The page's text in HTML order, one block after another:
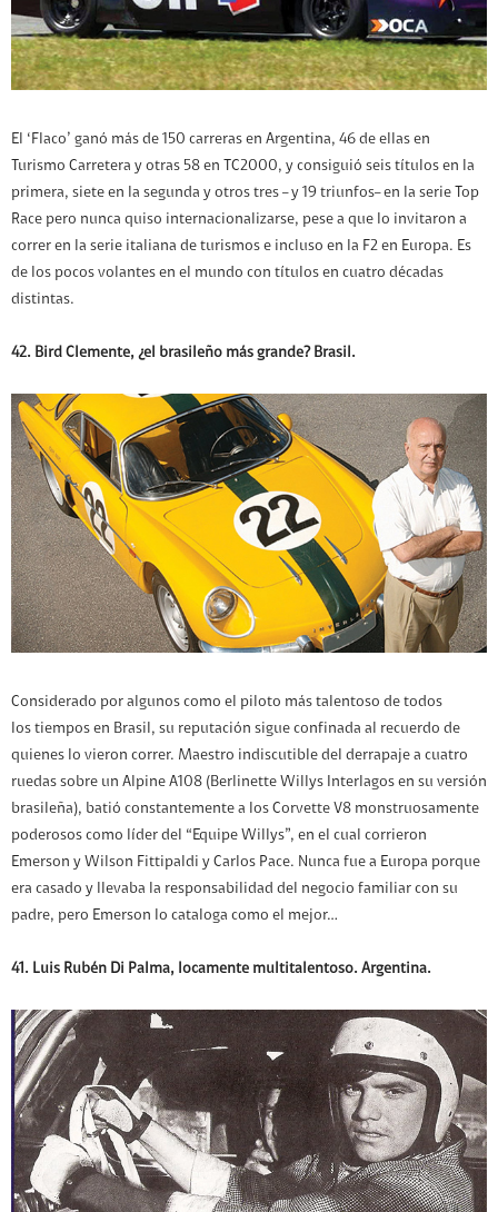
El ‘Flaco’ ganó más de 150 carreras en Argentina, 46 de ellas en
Turismo Carretera y otras 58 en TC2000, y consiguió seis títulos en la
primera, siete en la segunda y otros tres – y 19 triunfos– en la serie Top
Race pero nunca quiso internacionalizarse, pese a que lo invitaron a
correr en la serie italiana de turismos e incluso en la F2 en Europa. Es
de los pocos volantes en el mundo con títulos en cuatro décadas
distintas.
42. Bird Clemente, ¿el brasileño más grande? Brasil.
Considerado por algunos como el piloto más talentoso de todos
los tiempos en Brasil, su reputación sigue confinada al recuerdo de
quienes lo vieron correr. Maestro indiscutible del derrapaje a cuatro
ruedas sobre un Alpine A108 (Berlinette Willys Interlagos en su versión
brasileña), batió constantemente a los Corvette V8 monstruosamente
poderosos como líder del “Equipe Willys”, en el cual corrieron
Emerson y Wilson Fittipaldi y Carlos Pace. Nunca fue a Europa porque
era casado y llevaba la responsabilidad del negocio familiar con su
padre, pero Emerson lo cataloga como el mejor…
41. Luis Rubén Di Palma, locamente multitalentoso. Argentina.